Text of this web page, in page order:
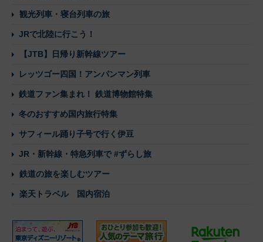
観光列車・寝台列車の旅
JRで北陸に行こう！
【JTB】日帰り新幹線ツアー
レッツゴー四国！アンパンマン列車
鉄道ファン集まれ！ 鉄道博物館特集
冬のおすすめ国内旅行特集
サフィール踊り子号で行く伊豆
JR・新幹線・特急列車で #ずらし旅
鉄道の旅を楽しむツアー
楽天トラベル 国内宿泊